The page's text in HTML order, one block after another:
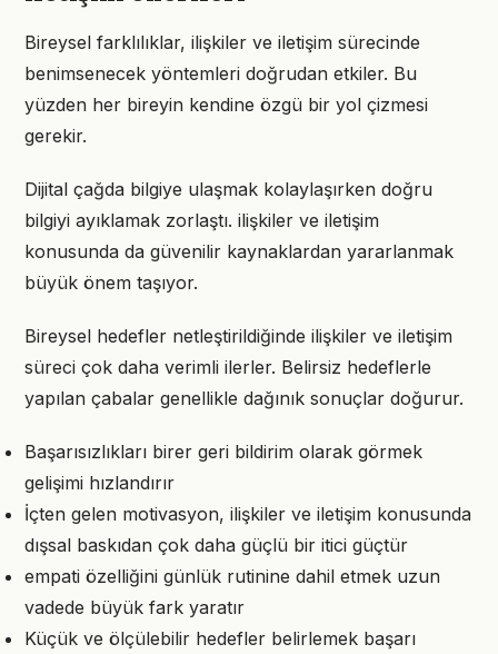
Bireysel farklılıklar, ilişkiler ve iletişim sürecinde
benimsenecek yöntemleri doğrudan etkiler. Bu
yüzden her bireyin kendine özgü bir yol çizmesi
gerekir.
Dijital çağda bilgiye ulaşmak kolaylaşırken doğru
bilgiyi ayıklamak zorlaştı. ilişkiler ve iletişim
konusunda da güvenilir kaynaklardan yararlanmak
büyük önem taşıyor.
Bireysel hedefler netleştirildiğinde ilişkiler ve iletişim
süreci çok daha verimli ilerler. Belirsiz hedeflerle
yapılan çabalar genellikle dağınık sonuçlar doğurur.
Başarısızlıkları birer geri bildirim olarak görmek
gelişimi hızlandırır
İçten gelen motivasyon, ilişkiler ve iletişim konusunda
dışsal baskıdan çok daha güçlü bir itici güçtür
empati özelliğini günlük rutinine dahil etmek uzun
vadede büyük fark yaratır
Küçük ve ölçülebilir hedefler belirlemek başarı